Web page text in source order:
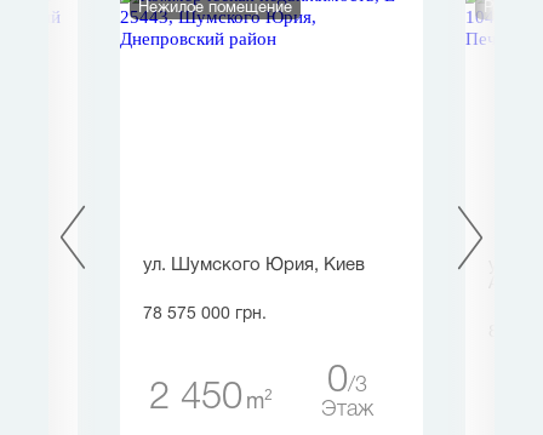
Нежилое помещение
ул. Шумского Юрия, Киев
78 575 000 грн.
2 450 m2 0 3
Этаж